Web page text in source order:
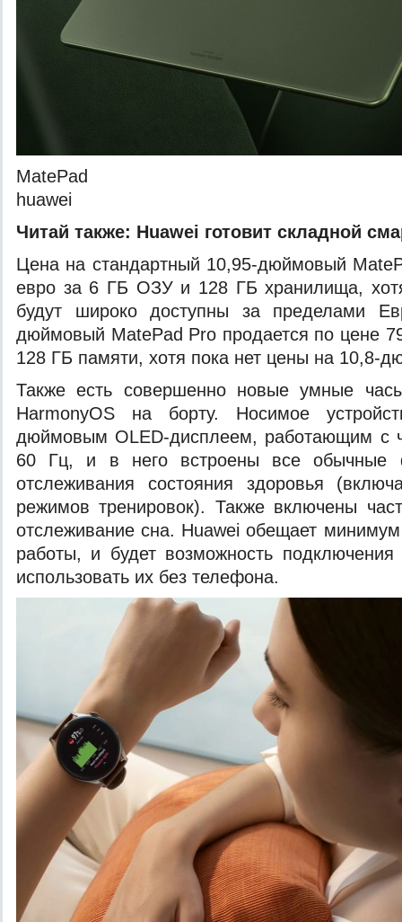
MatePad
huawei
Читай также: Huawei готовит складной
Цена на стандартный 10,95-дюймовый
евро за 6 ГБ ОЗУ и 128 ГБ хранилища,
будут широко доступны за пределами
дюймовый MatePad Pro продается по цене
128 ГБ памяти, хотя пока нет цены на 10,8-
Также есть совершенно новые умные
HarmonyOS на борту. Носимое
дюймовым OLED-дисплеем, работающим с
60 Гц, и в него встроены все обычные
отслеживания состояния здоровья
режимов тренировок). Также включены
отслеживание сна. Huawei обещает
работы, и будет возможность
использовать их без телефона.